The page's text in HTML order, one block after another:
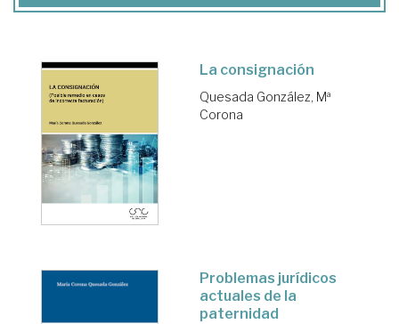
La consignación
Quesada González, Mª
Corona
Problemas jurídicos
actuales de la
paternidad